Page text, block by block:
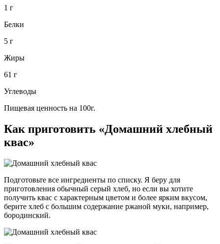
1 г
Белки
5 г
Жиры
61 г
Углеводы
Пищевая ценность на 100г.
Как приготовить «Домашний хлебный
квас»
Подготовьте все ингредиенты по списку. Я беру для
приготовления обычный серый хлеб, но если вы хотите
получить квас с характерным цветом и более ярким вкусом,
берите хлеб с большим содержание ржаной муки, например,
бородинский.